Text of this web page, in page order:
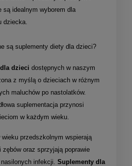
są idealnym wyborem dla
dziecka.
są suplementy diety dla dzieci?
dzieci dostępnych w naszym
z myślą o dzieciach w różnym
maluchów po nastolatków.
suplementacja przynosi
w każdym wieku.
przedszkolnym wspierają
oraz sprzyjają poprawie
infekcji. Suplementy dla